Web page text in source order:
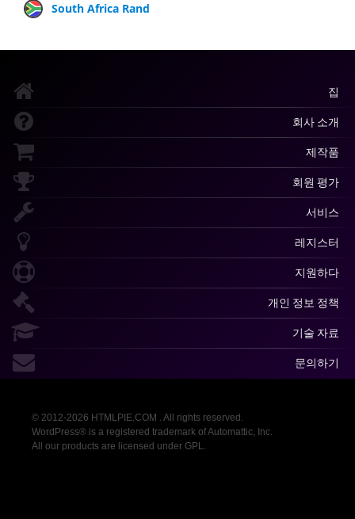
South Africa Rand
집
회사 소개
제작품
회원 평가
서비스
레지스터
지원하다
개인 정보 정책
기술 자료
문의하기
© 2012-2026 HTMLPIE.COM . All rights reserved.
WordPress® is a registered trademark of Automattic, Inc.
All our products are licensed under GPL.